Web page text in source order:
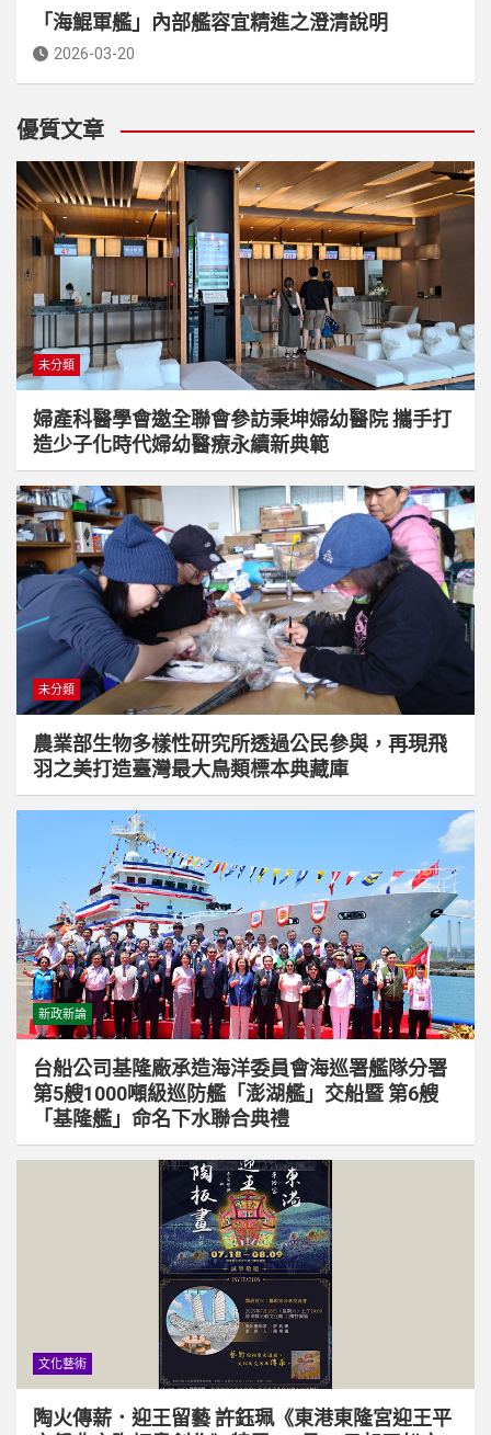
「海鯤軍艦」內部艦容宜精進之澄清說明
2026-03-20
優質文章
未分類
婦產科醫學會邀全聯會參訪秉坤婦幼醫院 攜手打
造少子化時代婦幼醫療永續新典範
未分類
農業部生物多樣性研究所透過公民參與，再現飛
羽之美打造臺灣最大鳥類標本典藏庫
新政新論
台船公司基隆廠承造海洋委員會海巡署艦隊分署
第5艘1000噸級巡防艦「澎湖艦」交船暨 第6艘
「基隆艦」命名下水聯合典禮
文化藝術
陶火傳薪．迎王留藝 許鈺珮《東港東隆宮迎王平